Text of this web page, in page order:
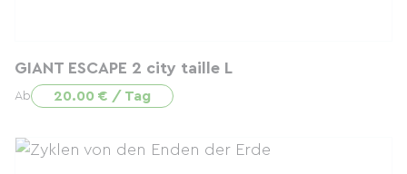
GIANT ESCAPE 2 city taille L
Ab 20.00 € / Tag